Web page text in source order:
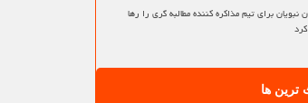
نبویان برای تیم مذاکره کننده مطالبه گری را رها
ترین ها